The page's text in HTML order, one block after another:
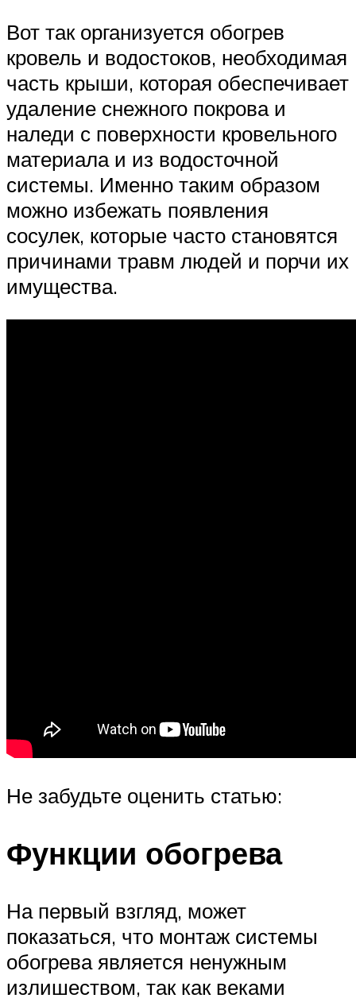
Вот так организуется обогрев
кровель и водостоков, необходимая
часть крыши, которая обеспечивает
удаление снежного покрова и
наледи с поверхности кровельного
материала и из водосточной
системы. Именно таким образом
можно избежать появления
сосулек, которые часто становятся
причинами травм людей и порчи их
имущества.
Не забудьте оценить статью:
Функции обогрева
На первый взгляд, может
показаться, что монтаж системы
обогрева является ненужным
излишеством, так как веками